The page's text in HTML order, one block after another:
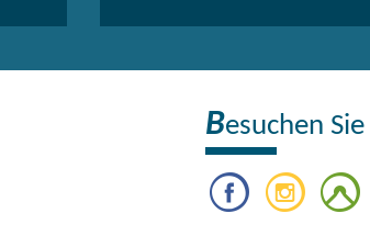
Besuchen